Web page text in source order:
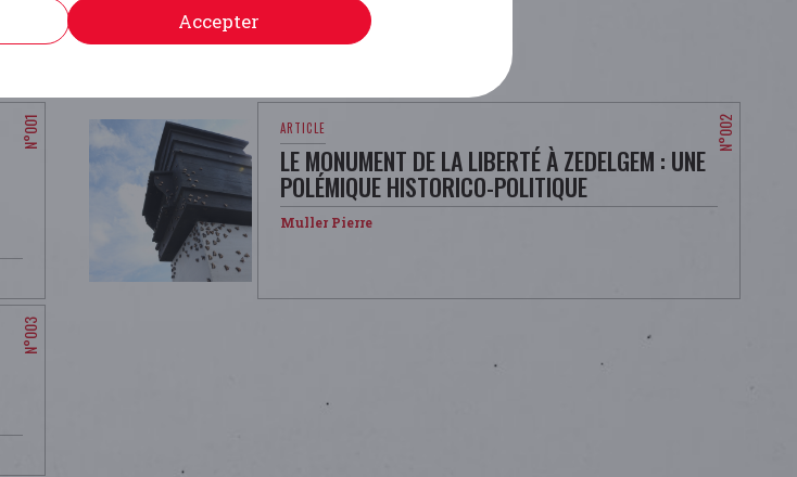
LE MONUMENT DE LA LIBERTÉ À ZEDELGEM : UNE
POLÉMIQUE HISTORICO-POLITIQUE
Muller Pierre
Accepter